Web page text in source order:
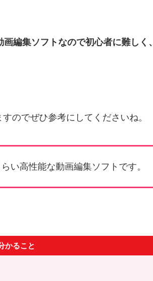
画編集ソフトなので初心者に難しく、
のでぜひ参考にしてくださいね。
い高性能な動画編集ソフトです。
かること